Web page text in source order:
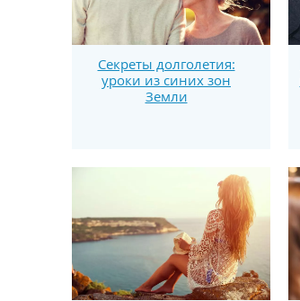
Секреты долголетия:
уроки из синих зон
Земли